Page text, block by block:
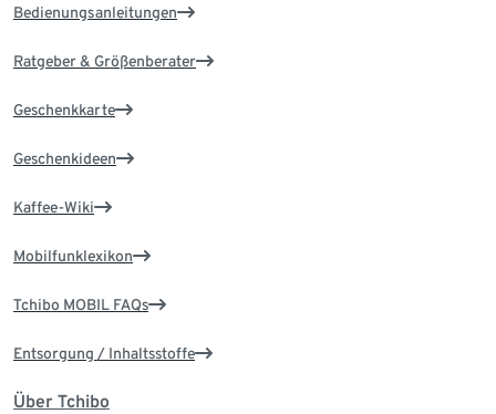
Bedienungsanleitungen
Ratgeber & Größenberater
Geschenkkarte
Geschenkideen
Kaffee-Wiki
Mobilfunklexikon
Tchibo MOBIL FAQs
Entsorgung / Inhaltsstoffe
Über Tchibo